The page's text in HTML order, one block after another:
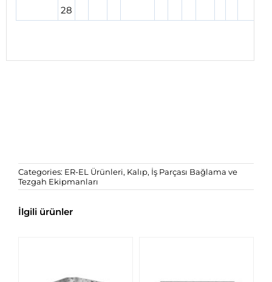
28
Categories: ER-EL Ürünleri, Kalıp, İş Parçası Bağlama ve
Tezgah Ekipmanları
İlgili ürünler